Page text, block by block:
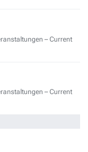
– Current
– Current